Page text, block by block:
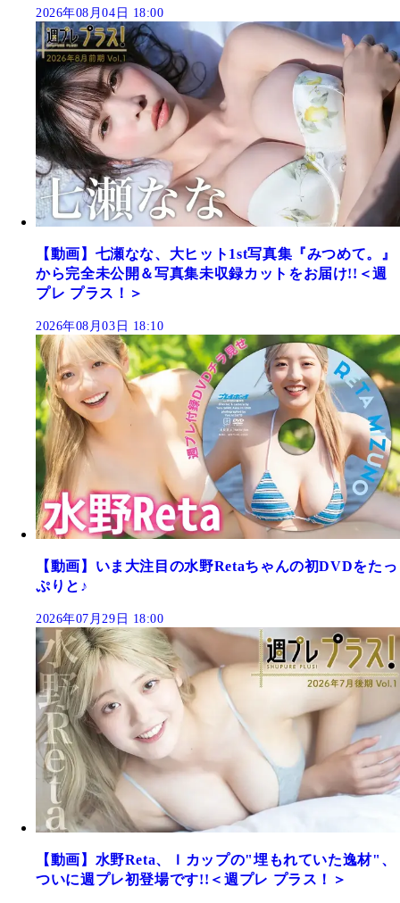
2026年08月04日 18:00
【動画】七瀬なな、大ヒット1st写真集『みつめて。』
から完全未公開＆写真集未収録カットをお届け!!＜週
プレ プラス！＞
2026年08月03日 18:10
【動画】いま大注目の水野Retaちゃんの初DVDをたっ
ぷりと♪
2026年07月29日 18:00
【動画】水野Reta、Ｉカップの"埋もれていた逸材"、
ついに週プレ初登場です!!＜週プレ プラス！＞